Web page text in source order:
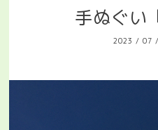
手ぬぐい
2023 / 07 /